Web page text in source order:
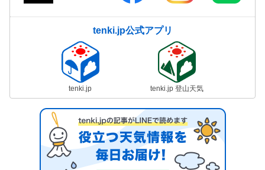
tenki.jp公式アプリ
tenki.jp tenki.jp 登山天気